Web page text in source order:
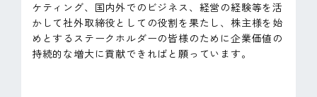
ケティング、国内外でのビジネス、経営の経験等を活
かして社外取締役としての役割を果たし、株主様を始
めとするステークホルダーの皆様のために企業価値の
持続的な増大に貢献できればと願っています。